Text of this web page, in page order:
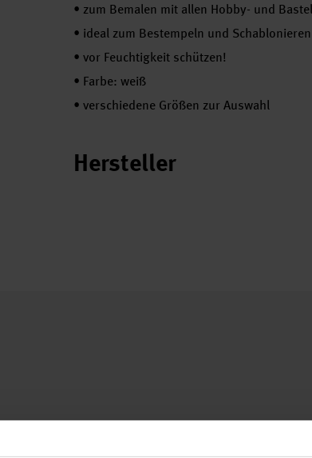
• zum Bemalen mit allen Hobby- und
• ideal zum Bestempeln und Schablonieren
• vor Feuchtigkeit schützen!
• Farbe: weiß
• verschiedene Größen zur Auswahl
Hersteller